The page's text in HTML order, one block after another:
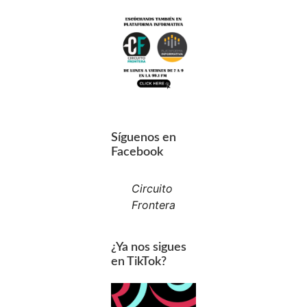
Síguenos en
Facebook
Circuito
Frontera
¿Ya nos sigues
en TikTok?